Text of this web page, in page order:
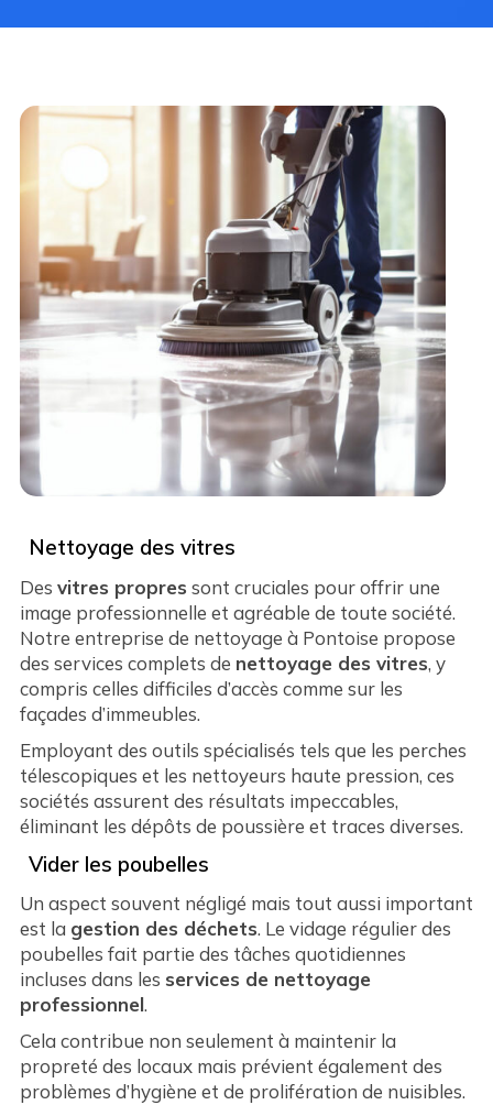
Nettoyage des vitres
Des vitres propres sont cruciales pour offrir une
image professionnelle et agréable de toute société.
Notre entreprise de nettoyage à Pontoise propose
des services complets de nettoyage des vitres, y
compris celles difficiles d’accès comme sur les
façades d’immeubles.
Employant des outils spécialisés tels que les perches
télescopiques et les nettoyeurs haute pression, ces
sociétés assurent des résultats impeccables,
éliminant les dépôts de poussière et traces diverses.
Vider les poubelles
Un aspect souvent négligé mais tout aussi important
est la gestion des déchets. Le vidage régulier des
poubelles fait partie des tâches quotidiennes
incluses dans les services de nettoyage
professionnel.
Cela contribue non seulement à maintenir la
propreté des locaux mais prévient également des
problèmes d’hygiène et de prolifération de nuisibles.